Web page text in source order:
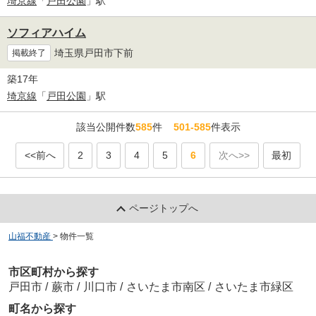
ソフィアハイム
掲載終了 埼玉県戸田市下前
築17年
埼京線 「 戸田公園 」駅
該当公開件数585件501-585件表示
<<前へ 2 3 4 5 6 次へ>> 最初
ページトップへ
山福不動産 > 物件一覧
市区町村から探す
戸田市 / 蕨市 / 川口市 / さいたま市南区 / さいたま市緑区
町名から探す